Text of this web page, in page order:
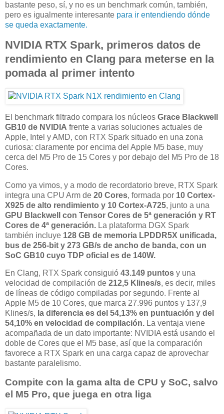
bastante peso, sí, y no es un benchmark común, también,
pero es igualmente interesante para ir entendiendo dónde
se queda exactamente.
NVIDIA RTX Spark, primeros datos de
rendimiento en Clang para meterse en la
pomada al primer intento
El benchmark filtrado compara los núcleos Grace Blackwell
GB10 de NVIDIA frente a varias soluciones actuales de
Apple, Intel y AMD, con RTX Spark situado en una zona
curiosa: claramente por encima del Apple M5 base, muy
cerca del M5 Pro de 15 Cores y por debajo del M5 Pro de 18
Cores.
Como ya vimos, y a modo de recordatorio breve, RTX Spark
integra una CPU Arm de 20 Cores, formada por 10 Cortex-
X925 de alto rendimiento y 10 Cortex-A725, junto a una
GPU Blackwell con Tensor Cores de 5ª generación y RT
Cores de 4ª generación. La plataforma DGX Spark
también incluye 128 GB de memoria LPDDR5X unificada,
bus de 256-bit y 273 GB/s de ancho de banda, con un
SoC GB10 cuyo TDP oficial es de 140W.
En Clang, RTX Spark consiguió 43.149 puntos y una
velocidad de compilación de 212,5 Klines/s, es decir, miles
de líneas de código compiladas por segundo. Frente al
Apple M5 de 10 Cores, que marca 27.996 puntos y 137,9
Klines/s, la diferencia es del 54,13% en puntuación y del
54,10% en velocidad de compilación. La ventaja viene
acompañada de un dato importante: NVIDIA está usando el
doble de Cores que el M5 base, así que la comparación
favorece a RTX Spark en una carga capaz de aprovechar
bastante paralelismo.
Compite con la gama alta de CPU y SoC, salvo
el M5 Pro, que juega en otra liga